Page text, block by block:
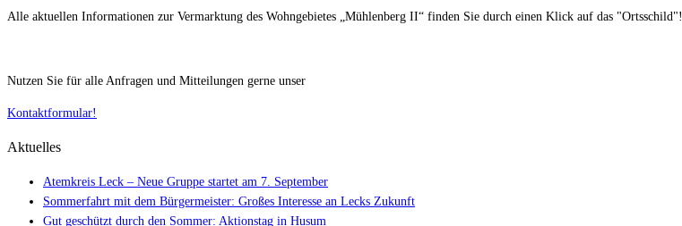
Alle aktuellen Informationen zur Vermarktung des Wohngebietes „Mühlenberg II“ finden Sie durch einen Klick auf das "Ortsschild"!
Nutzen Sie für alle Anfragen und Mitteilungen gerne unser
Kontaktformular!
Aktuelles
Atemkreis Leck – Neue Gruppe startet am 7. September
Sommerfahrt mit dem Bürgermeister: Großes Interesse an Lecks Zukunft
Gut geschützt durch den Sommer: Aktionstag in Husum